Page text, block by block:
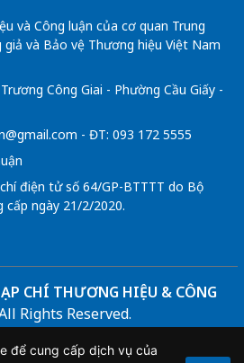
và Công luận của cơ quan Trung
giả và Bảo vệ Thương hiệu Việt Nam
Công Giai - Phường Cầu Giấy -
- ĐT: 093 172 5555
điện tử số 64/GP-BTTTT do Bộ
ngày 21/2/2020.
CHÍ THƯƠNG HIỆU & CÔNG
Rights Reserved.
Thương hiệu và Công luận. Cấm
để cung cấp dịch vụ của